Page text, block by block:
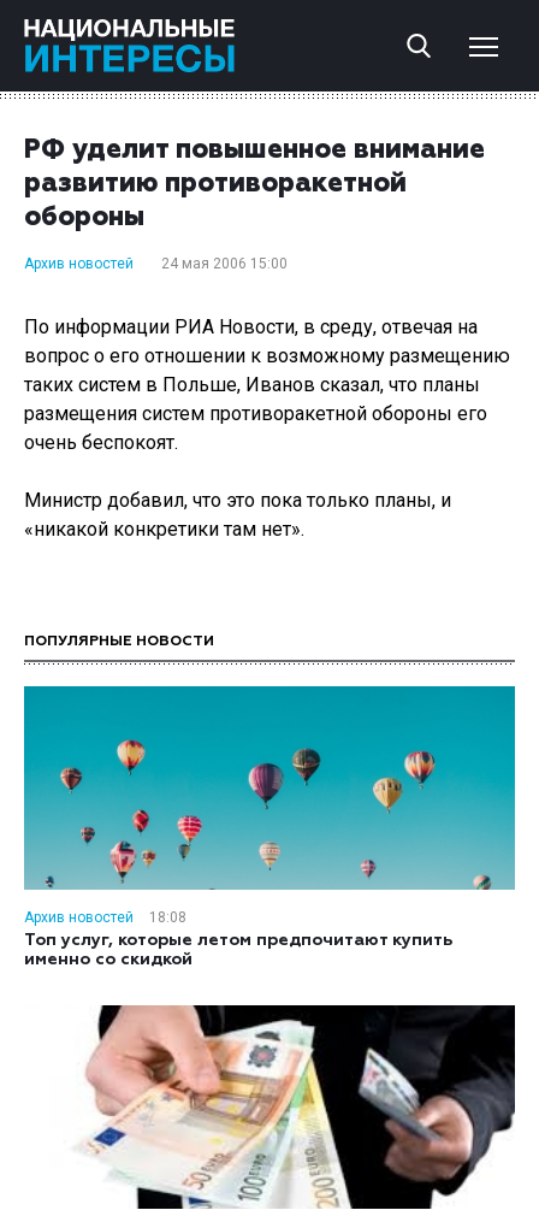
РФ уделит повышенное внимание
развитию противоракетной
обороны
Архив новостей 24 мая 2006 15:00
По информации РИА Новости, в среду, отвечая на
вопрос о его отношении к возможному размещению
таких систем в Польше, Иванов сказал, что планы
размещения систем противоракетной обороны его
очень беспокоят.
Министр добавил, что это пока только планы, и
«никакой конкретики там нет».
ПОПУЛЯРНЫЕ НОВОСТИ
Архив новостей
18:08
Топ услуг, которые летом предпочитают купить
именно со скидкой